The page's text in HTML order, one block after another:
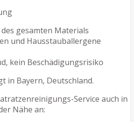
gesamten Materials
und Hausstauballergene
kein Beschädigungsrisiko
in Bayern, Deutschland.
Service auch in
Nähe an: